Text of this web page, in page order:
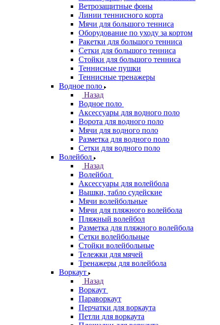
Ветрозащитные фоны
Линии теннисного корта
Мячи для большого тенниса
Оборудование по уходу за кортом
Ракетки для большого тенниса
Сетки для большого тенниса
Стойки для большого тенниса
Теннисные пушки
Теннисные тренажеры
Водное поло
Назад
Водное поло
Аксессуары для водного поло
Ворота для водного поло
Мячи для водного поло
Разметка для водного поло
Сетки для водного поло
Волейбол
Назад
Волейбол
Аксессуары для волейбола
Вышки, табло судейские
Мячи волейбольные
Мячи для пляжного волейбола
Пляжный волейбол
Разметка для пляжного волейбола
Сетки волейбольные
Стойки волейбольные
Тележки для мячей
Тренажеры для волейбола
Воркаут
Назад
Воркаут
Параворкаут
Перчатки для воркаута
Петли для воркаута